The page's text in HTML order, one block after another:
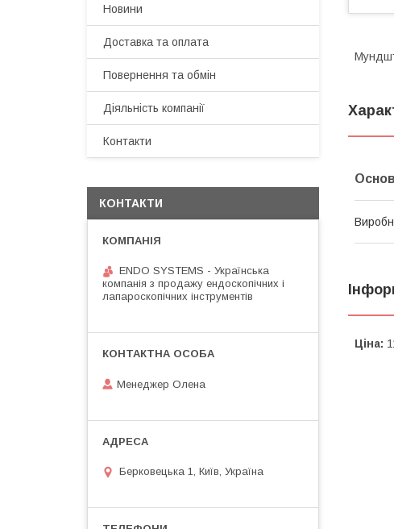
Ціна:
Новини
Доставка та оплата
Повернення та обмін
Діяльність компанії
Контакти
КОНТАКТИ
ENDO SYSTEMS - Українська
компанія з продажу ендоскопічних і
лапароскопічних інструментів
Менеджер Олена
Берковецька 1, Київ, Україна